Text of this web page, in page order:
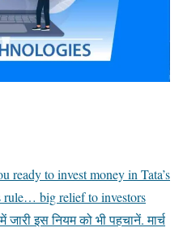
ready to invest money in Tata’s
rule… big relief to investors
इस नियम को भी पहचानें. मार्च